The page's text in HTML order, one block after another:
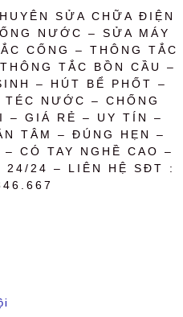
SỬA CHỮA ĐIỆN
NƯỚC – SỬA MÁY
CỐNG – THÔNG TẮC
TẮC BỒN CẦU –
– HÚT BỂ PHỐT –
NƯỚC – CHỐNG
– GIÁ RẺ – UY TÍN –
TÂM – ĐÚNG HẸN –
CÓ TAY NGHỀ CAO –
24/24 – LIÊN HỆ SĐT :